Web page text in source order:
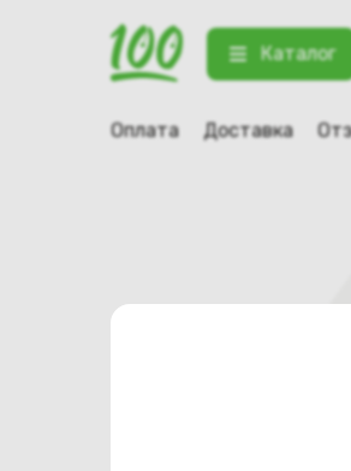
Каталог
Оплата Доставка